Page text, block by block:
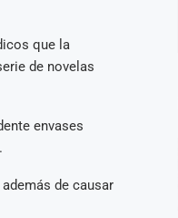
que la
de novelas
envases
de causar